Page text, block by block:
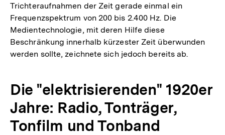
Trichteraufnahmen der Zeit gerade einmal ein
Frequenzspektrum von 200 bis 2.400 Hz. Die
Medientechnologie, mit deren Hilfe diese
Beschränkung innerhalb kürzester Zeit überwunden
werden sollte, zeichnete sich jedoch bereits ab.
Die "elektrisierenden" 1920er
Jahre: Radio, Tonträger,
Tonfilm und Tonband